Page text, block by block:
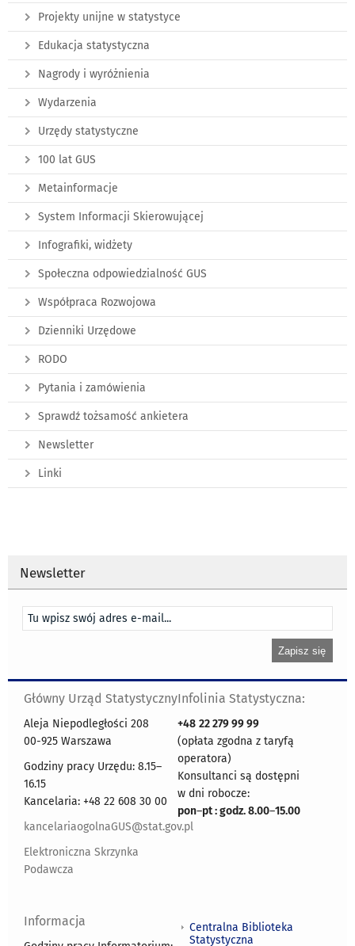
Projekty unijne w statystyce
Edukacja statystyczna
Nagrody i wyróżnienia
Wydarzenia
Urzędy statystyczne
100 lat GUS
Metainformacje
System Informacji Skierowującej
Infografiki, widżety
Społeczna odpowiedzialność GUS
Współpraca Rozwojowa
Dzienniki Urzędowe
RODO
Pytania i zamówienia
Sprawdź tożsamość ankietera
Newsletter
Linki
Newsletter
Główny Urząd Statystyczny
Aleja Niepodległości 208
00-925 Warszawa
Godziny pracy Urzędu: 8.15–
16.15
Kancelaria: +48 22 608 30 00
kancelariaogolnaGUS@stat.gov.pl
Elektroniczna Skrzynka
Podawcza
Infolinia Statystyczna:
+48 22 279 99 99
(opłata zgodna z taryfą
operatora)
Konsultanci są dostępni
w dni robocze:
pon–pt : godz. 8.00–15.00
Informacja
Centralna Biblioteka
Statystyczna